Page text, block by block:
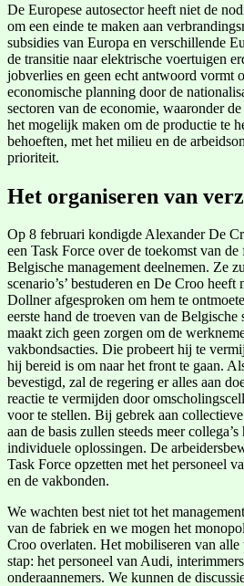
De Europese autosector heeft niet de
om een einde te maken aan
subsidies van Europa en verschillende
de transitie naar elektrische voertuigen
jobverlies en geen echt antwoord vormt
economische planning door de
sectoren van de economie, waaronder
het mogelijk maken om de productie te
behoeften, met het milieu en de
prioriteit.
Het organiseren van
Op 8 februari kondigde Alexander De
een Task Force over de toekomst van
Belgische management deelnemen. Ze
scenario’s’ bestuderen en De Croo
Dollner afgesproken om hem te
eerste hand de troeven van de
maakt zich geen zorgen om de
vakbondsacties. Die probeert hij te
hij bereid is om naar het front te gaan.
bevestigd, zal de regering er alles aan
reactie te vermijden door
voor te stellen. Bij gebrek aan
aan de basis zullen steeds meer
individuele oplossingen. De
Task Force opzetten met het personeel
en de vakbonden.
We wachten best niet tot het
van de fabriek en we mogen het
Croo overlaten. Het mobiliseren van alle
stap: het personeel van Audi,
onderaannemers. We kunnen de